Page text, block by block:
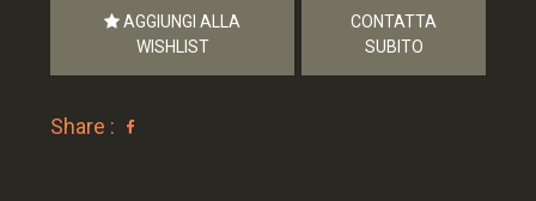
AGGIUNGI ALLA
WISHLIST
CONTATTA
SUBITO
Share :